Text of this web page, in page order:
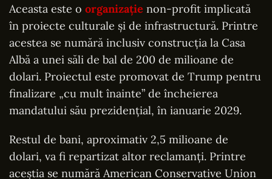
Aceasta este o organizație non-profit implicată
în proiecte culturale și de infrastructură. Printre
acestea se numără inclusiv construcția la Casa
Albă a unei săli de bal de 200 de milioane de
dolari. Proiectul este promovat de Trump pentru
finalizare „cu mult înainte” de încheierea
mandatului său prezidențial, în ianuarie 2029.
Restul de bani, aproximativ 2,5 milioane de
dolari, va fi repartizat altor reclamanți. Printre
aceștia se numără American Conservative Union